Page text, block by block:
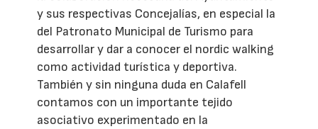
y sus respectivas Concejalías, en especial la
del Patronato Municipal de Turismo para
desarrollar y dar a conocer el nordic walking
como actividad turística y deportiva.
También y sin ninguna duda en Calafell
contamos con un importante tejido
asociativo experimentado en la